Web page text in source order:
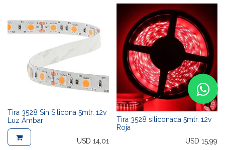
Tira 3528 Sin Silicona 5mtr. 12v
Luz Ámbar
USD 14,01
Tira 3528 siliconada 5mtr. 12v
Roja
USD 15,99